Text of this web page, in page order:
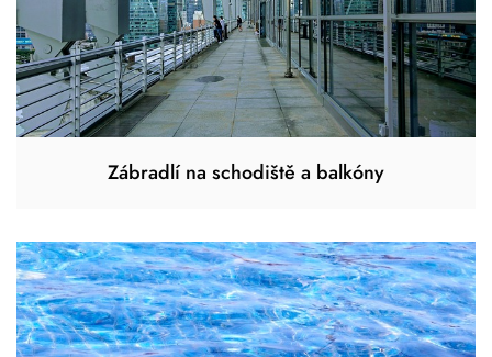
Zábradlí na schodiště a balkóny